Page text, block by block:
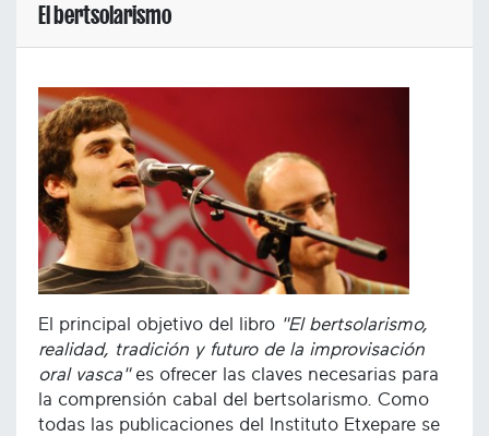
El bertsolarismo
El principal objetivo del libro "El bertsolarismo,
realidad, tradición y futuro de la improvisación
oral vasca"es ofrecer las claves necesarias para
la comprensión cabal del bertsolarismo. Como
todas las publicaciones del Instituto Etxepare se